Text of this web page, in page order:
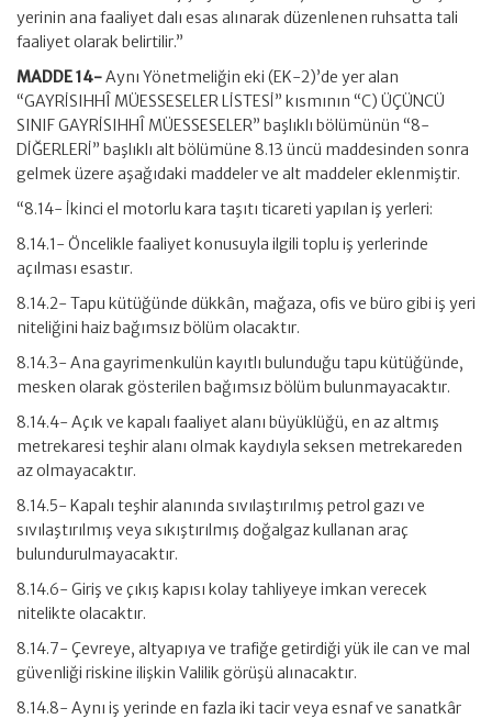
yerinin ana faaliyet dalı esas alınarak düzenlenen ruhsatta tali
faaliyet olarak belirtilir.”
MADDE 14-Aynı Yönetmeliğin eki (EK-2)’de yer alan
“GAYRİSIHHÎ MÜESSESELER LİSTESİ” kısmının “C) ÜÇÜNCÜ
SINIF GAYRİSIHHÎ MÜESSESELER” başlıklı bölümünün “8-
DİĞERLERİ” başlıklı alt bölümüne 8.13 üncü maddesinden sonra
gelmek üzere aşağıdaki maddeler ve alt maddeler eklenmiştir.
“8.14- İkinci el motorlu kara taşıtı ticareti yapılan iş yerleri:
8.14.1- Öncelikle faaliyet konusuyla ilgili toplu iş yerlerinde
açılması esastır.
8.14.2- Tapu kütüğünde dükkân, mağaza, ofis ve büro gibi iş yeri
niteliğini haiz bağımsız bölüm olacaktır.
8.14.3- Ana gayrimenkulün kayıtlı bulunduğu tapu kütüğünde,
mesken olarak gösterilen bağımsız bölüm bulunmayacaktır.
8.14.4- Açık ve kapalı faaliyet alanı büyüklüğü, en az altmış
metrekaresi teşhir alanı olmak kaydıyla seksen metrekareden
az olmayacaktır.
8.14.5- Kapalı teşhir alanında sıvılaştırılmış petrol gazı ve
sıvılaştırılmış veya sıkıştırılmış doğalgaz kullanan araç
bulundurulmayacaktır.
8.14.6- Giriş ve çıkış kapısı kolay tahliyeye imkan verecek
nitelikte olacaktır.
8.14.7- Çevreye, altyapıya ve trafiğe getirdiği yük ile can ve mal
güvenliği riskine ilişkin Valilik görüşü alınacaktır.
8.14.8- Aynı iş yerinde en fazla iki tacir veya esnaf ve sanatkâr